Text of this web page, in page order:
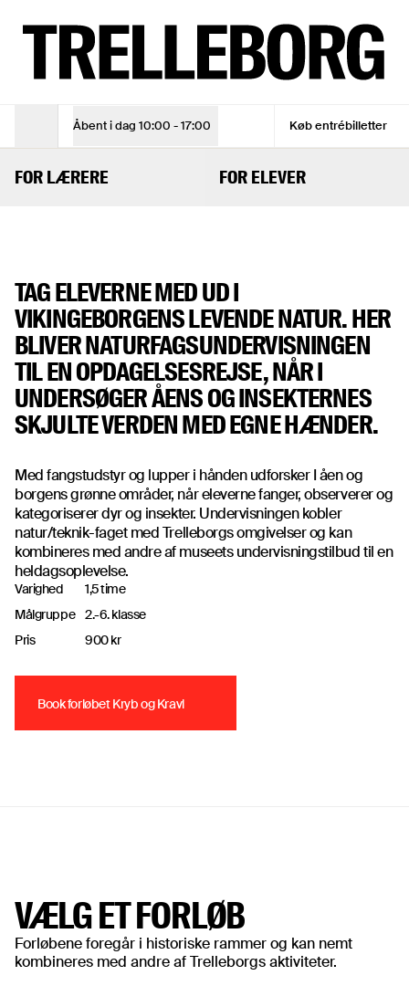
Åbent i dag 10:00 - 17:00
Åbningstider Køb entrébilletter
TIRS - SØN
10:00 - 17:00
ENTRÉBILLET
Voksen (10% online rabat)
Se åbningstider
Køb entrébilletter
Køb entrébilletter
KRYB OG KRAVL
FOR LÆRERE FOR ELEVER
Varighed
1,5 time
Målgruppe 2.-6. klasse
Pris
900 kr
Book forløbet Kryb og Kravl
TAG ELEVERNE MED UD I
VIKINGEBORGENS LEVENDE NATUR. HER
BLIVER NATURFAGSUNDERVISNINGEN
TIL EN OPDAGELSESREJSE, NÅR I
UNDERSØGER ÅENS OG INSEKTERNES
SKJULTE VERDEN MED EGNE HÆNDER.
Med fangstudstyr og lupper i hånden udforsker I åen og
borgens grønne områder, når eleverne fanger, observerer og
kategoriserer dyr og insekter. Undervisningen kobler
natur/teknik-faget med Trelleborgs omgivelser og kan
kombineres med andre af museets undervisningstilbud til en
heldagsoplevelse.
VÆLG ET FORLØB
Forløbene foregår i historiske rammer og kan nemt
kombineres med andre af Trelleborgs aktiviteter.